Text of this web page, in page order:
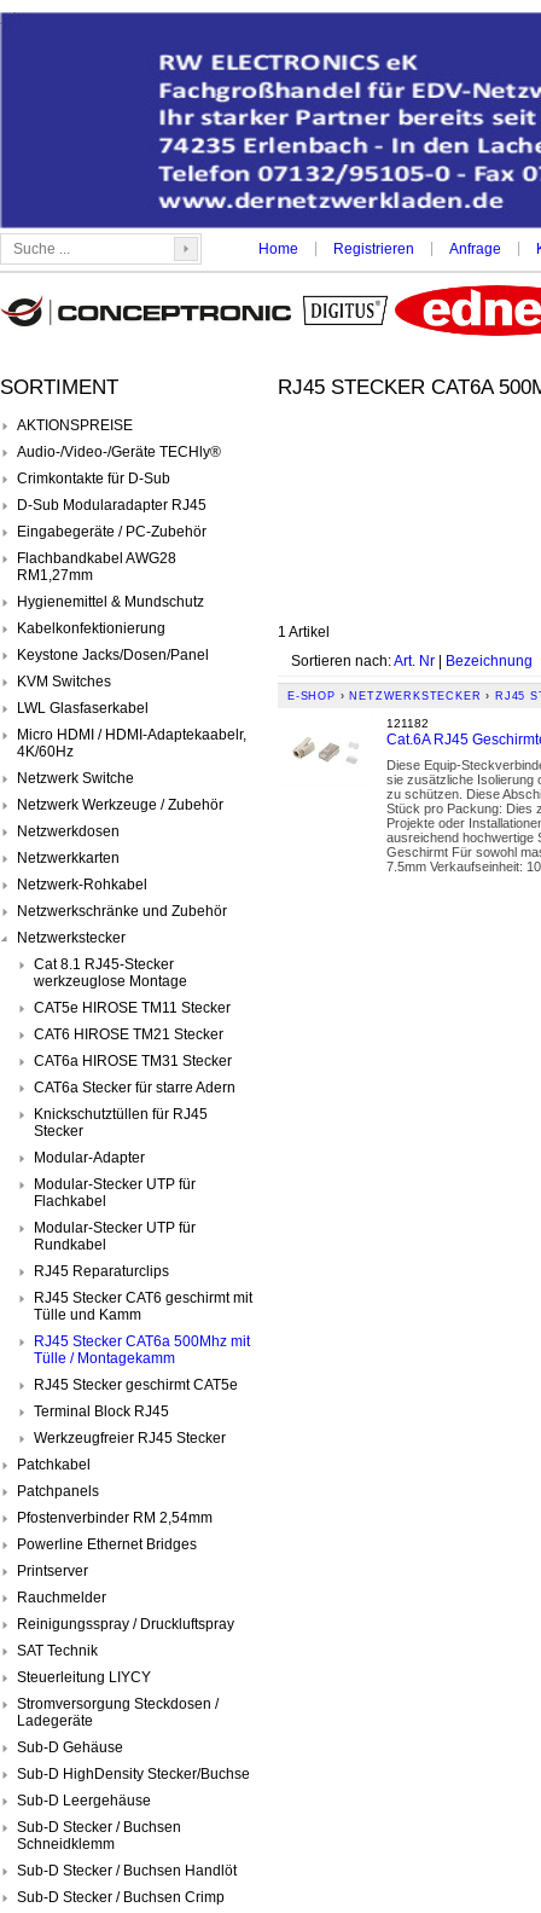
Home Registrieren Anfrage
SORTIMENT
AKTIONSPREISE
Audio-/Video-/Geräte TECHly®
Crimkontakte für D-Sub
D-Sub Modularadapter RJ45
Eingabegeräte / PC-Zubehör
Flachbandkabel AWG28
RM1,27mm
Hygienemittel & Mundschutz
Kabelkonfektionierung
Keystone Jacks/Dosen/Panel
KVM Switches
LWL Glasfaserkabel
Micro HDMI / HDMI-Adaptekaabelr,
4K/60Hz
Netzwerk Switche
Netzwerk Werkzeuge / Zubehör
Netzwerkdosen
Netzwerkkarten
Netzwerk-Rohkabel
Netzwerkschränke und Zubehör
Netzwerkstecker
Cat 8.1 RJ45-Stecker
werkzeuglose Montage
CAT5e HIROSE TM11 Stecker
CAT6 HIROSE TM21 Stecker
CAT6a HIROSE TM31 Stecker
CAT6a Stecker für starre Adern
Knickschutztüllen für RJ45
Stecker
Modular-Adapter
Modular-Stecker UTP für
Flachkabel
Modular-Stecker UTP für
Rundkabel
RJ45 Reparaturclips
RJ45 Stecker CAT6 geschirmt mit
Tülle und Kamm
RJ45 Stecker CAT6a 500Mhz mit
Tülle / Montagekamm
RJ45 Stecker geschirmt CAT5e
Terminal Block RJ45
Werkzeugfreier RJ45 Stecker
Patchkabel
Patchpanels
Pfostenverbinder RM 2,54mm
Powerline Ethernet Bridges
Printserver
Rauchmelder
Reinigungsspray / Druckluftspray
SAT Technik
Steuerleitung LIYCY
Stromversorgung Steckdosen /
Ladegeräte
Sub-D Gehäuse
Sub-D HighDensity Stecker/Buchse
Sub-D Leergehäuse
Sub-D Stecker / Buchsen
Schneidklemm
Sub-D Stecker / Buchsen Handlöt
Sub-D Stecker / Buchsen Crimp
RJ45 STECKER CAT6A
1 Artikel
Sortieren nach:Art. Nr | Bezeichnung
E-SHOP › NETZWERKSTECKER › RJ45
121182
Cat.6A RJ45
Diese Equip-
sie zusätzliche Isolierung
zu schützen. Diese
Stück pro Packung: Dies
Projekte oder
ausreichend hochwertige
Geschirmt Für sowohl
7.5mm Verkaufseinheit: